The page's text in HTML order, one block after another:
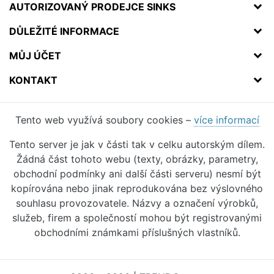
AUTORIZOVANÝ PRODEJCE SINKS
DŮLEŽITÉ INFORMACE
MŮJ ÚČET
KONTAKT
Tento web využívá soubory cookies – více informací
Tento server je jak v části tak v celku autorským dílem.
Žádná část tohoto webu (texty, obrázky, parametry,
obchodní podmínky ani další části serveru) nesmí být
kopírována nebo jinak reprodukována bez výslovného
souhlasu provozovatele. Názvy a označení výrobků,
služeb, firem a společností mohou být registrovanými
obchodními známkami příslušných vlastníků.